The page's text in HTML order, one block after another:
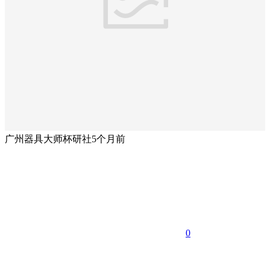
广州器具大师杯研社5个月前
0